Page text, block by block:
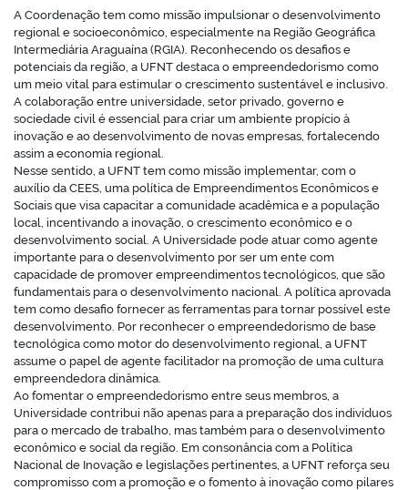
A Coordenação tem como missão impulsionar o desenvolvimento
regional e socioeconômico, especialmente na Região Geográfica
Intermediária Araguaína (RGIA). Reconhecendo os desafios e
potenciais da região, a UFNT destaca o empreendedorismo como
um meio vital para estimular o crescimento sustentável e inclusivo.
A colaboração entre universidade, setor privado, governo e
sociedade civil é essencial para criar um ambiente propício à
inovação e ao desenvolvimento de novas empresas, fortalecendo
assim a economia regional.
Nesse sentido, a UFNT tem como missão implementar, com o
auxílio da CEES, uma política de Empreendimentos Econômicos e
Sociais que visa capacitar a comunidade acadêmica e a população
local, incentivando a inovação, o crescimento econômico e o
desenvolvimento social. A Universidade pode atuar como agente
importante para o desenvolvimento por ser um ente com
capacidade de promover empreendimentos tecnológicos, que são
fundamentais para o desenvolvimento nacional. A política aprovada
tem como desafio fornecer as ferramentas para tornar possível este
desenvolvimento. Por reconhecer o empreendedorismo de base
tecnológica como motor do desenvolvimento regional, a UFNT
assume o papel de agente facilitador na promoção de uma cultura
empreendedora dinâmica.
Ao fomentar o empreendedorismo entre seus membros, a
Universidade contribui não apenas para a preparação dos indivíduos
para o mercado de trabalho, mas também para o desenvolvimento
econômico e social da região. Em consonância com a Política
Nacional de Inovação e legislações pertinentes, a UFNT reforça seu
compromisso com a promoção e o fomento à inovação como pilares